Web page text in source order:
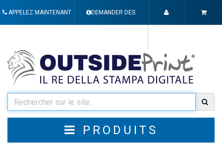
APPELEZ MAINTENANT DEMANDER DES
PRODUITS